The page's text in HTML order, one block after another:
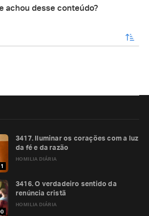
achou desse conteúdo?
enviar
HOMILIA DIÁRIA
3417. Iluminar os corações com a luz
da fé e da razão
HOMILIA DIÁRIA
3416. O verdadeiro sentido da
renúncia cristã